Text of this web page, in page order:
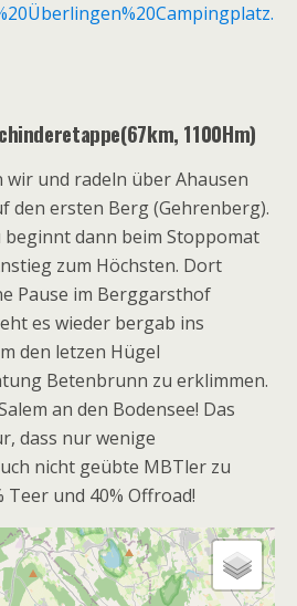
1100Hm)
wir und radeln über Ahausen
den ersten Berg (Gehrenberg).
dann beim Stoppomat
zum Höchsten. Dort
Pause im Berggarsthof
es wieder bergab ins
den letzen Hügel
Betenbrunn zu erklimmen.
an den Bodensee! Das
dass nur wenige
nicht geübte MBTler zu
Teer und 40% Offroad!